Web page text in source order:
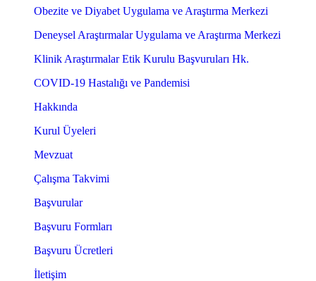
Obezite ve Diyabet Uygulama ve Araştırma Merkezi
Deneysel Araştırmalar Uygulama ve Araştırma Merkezi
Klinik Araştırmalar Etik Kurulu Başvuruları Hk.
COVID-19 Hastalığı ve Pandemisi
Hakkında
Kurul Üyeleri
Mevzuat
Çalışma Takvimi
Başvurular
Başvuru Formları
Başvuru Ücretleri
İletişim